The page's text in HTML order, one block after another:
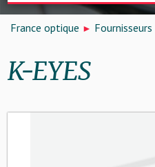
France optique Fournisseurs
K-EYES